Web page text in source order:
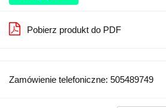
Pobierz produkt do PDF
Zamówienie telefoniczne: 505489749